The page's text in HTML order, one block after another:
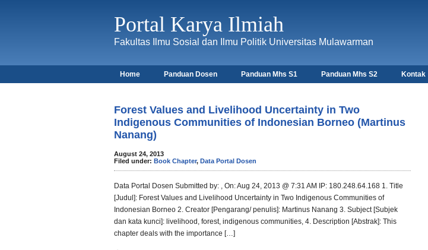
Portal Karya Ilmiah
Fakultas Ilmu Sosial dan Ilmu Politik Universitas Mulawarman
Home Panduan Dosen Panduan Mhs S1 Panduan Mhs S2 Kontak
Forest Values and Livelihood Uncertainty in Two
Indigenous Communities of Indonesian Borneo (Martinus
Nanang)
August 24, 2013
Filed under: Book Chapter, Data Portal Dosen
Data Portal Dosen Submitted by: , On: Aug 24, 2013 @ 7:31 AM IP: 180.248.64.168 1. Title
[Judul]: Forest Values and Livelihood Uncertainty in Two Indigenous Communities of
Indonesian Borneo 2. Creator [Pengarang/ penulis]: Martinus Nanang 3. Subject [Subjek
dan kata kunci]: livelihood, forest, indigenous communities, 4. Description [Abstrak]: This
chapter deals with the importance […]